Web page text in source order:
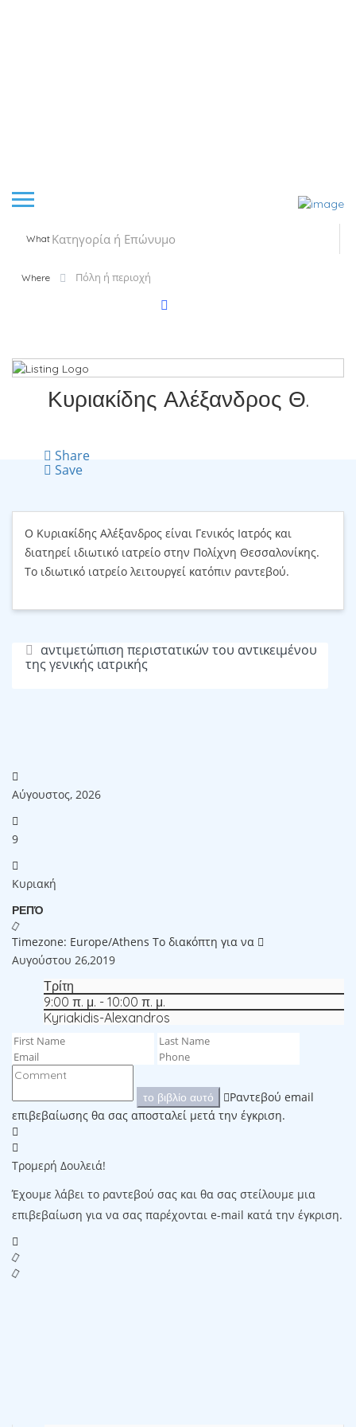
What
Where
Κυριακίδης Αλέξανδρος Θ.
Share
Save
Ο Κυριακίδης Αλέξανδρος είναι Γενικός Ιατρός και
διατηρεί ιδιωτικό ιατρείο στην Πολίχνη Θεσσαλονίκης.
Το ιδιωτικό ιατρείο λειτουργεί κατόπιν ραντεβού.
αντιμετώπιση περιστατικών του αντικειμένου
της γενικής ιατρικής
Αύγουστος, 2026
9
Κυριακή
ΡΕΠΌ
Timezone: Europe/Athens Το διακόπτη για να
Αυγούστου 26,2019
Τρίτη
9:00 π. μ. - 10:00 π. μ.
Kyriakidis-Alexandros
το βιβλίο αυτό
Ραντεβού email
επιβεβαίωσης θα σας αποσταλεί μετά την έγκριση.
Τρομερή Δουλειά!
Έχουμε λάβει το ραντεβού σας και θα σας στείλουμε μια
επιβεβαίωση για να σας παρέχονται e-mail κατά την έγκριση.